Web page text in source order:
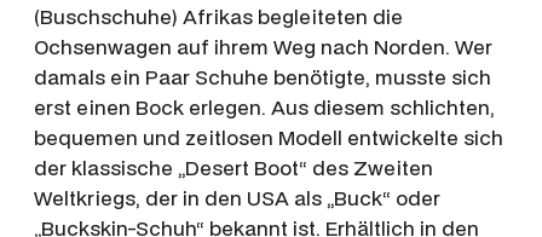
(Buschschuhe) Afrikas begleiteten die
Ochsenwagen auf ihrem Weg nach Norden. Wer
damals ein Paar Schuhe benötigte, musste sich
erst einen Bock erlegen. Aus diesem schlichten,
bequemen und zeitlosen Modell entwickelte sich
der klassische „Desert Boot“ des Zweiten
Weltkriegs, der in den USA als „Buck“ oder
„Buckskin-Schuh“ bekannt ist. Erhältlich in den